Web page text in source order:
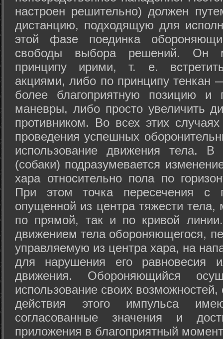
настроен решительно) должен
дистанцию, подходящую для
этой фазе поединка
свободы выбора решений. Он
принципу ирими, т. е.
акциями, либо по принципу тенкан
более благоприятную позицию и
маневры, либо просто увеличить
противником. Во всех этих
проведения успешных
использование движения тела.
(собаки) подразумевается
хара относительно пола по
При этом точка пересечения с
опущенной из центра тяжести
по прямой, так и по кривой
движением тела обороняющегося,
управляемую из центра хара, на
для нарушения его равновесия
движения. Обороняющийся
использование своих
действия этого импульса
согласованные значения и
приложения в благоприятный